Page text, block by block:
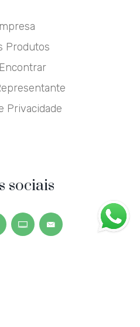
Produtos
Privacidade
sociais